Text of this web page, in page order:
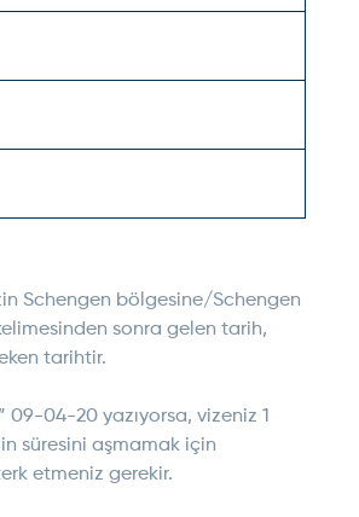
Schengen bölgesine/Schengen
sonra gelen tarih,
tarihtir.
09-04-20 yazıyorsa, vizeniz 1
süresini aşmamak için
etmeniz gerekir.